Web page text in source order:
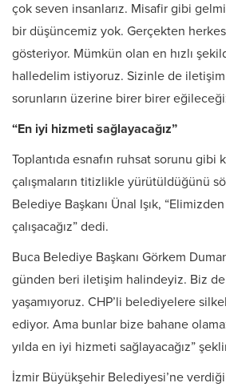
çok seven insanlarız. Misafir gibi
bir düşüncemiz yok. Gerçekten
gösteriyor. Mümkün olan en hızlı
halledelim istiyoruz. Sizinle de iletişim
sorunların üzerine birer birer
“En iyi hizmeti sağlayacağız”
Toplantıda esnafın ruhsat sorunu gibi
çalışmaların titizlikle yürütüldüğünü
Belediye Başkanı Ünal Işık,
çalışacağız” dedi.
Buca Belediye Başkanı Görkem
günden beri iletişim halindeyiz. Biz
yaşamıyoruz. CHP’li belediyelere
ediyor. Ama bunlar bize bahane
yılda en iyi hizmeti sağlayacağız”
İzmir Büyükşehir Belediyesi’ne